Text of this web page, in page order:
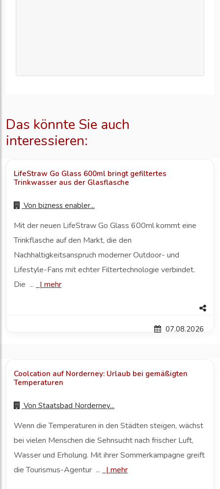
Das könnte Sie auch
interessieren:
LifeStraw Go Glass 600ml bringt gefiltertes
Trinkwasser aus der Glasflasche
Von bizness enabler...
Mit der neuen LifeStraw Go Glass 600ml kommt eine
Trinkflasche auf den Markt, die den
Nachhaltigkeitsanspruch moderner Outdoor- und
Lifestyle-Fans mit echter Filtertechnologie verbindet.
Die ...
| mehr
07.08.2026
Coolcation auf Norderney: Urlaub bei gemäßigten
Temperaturen
Von Staatsbad Norderney...
Wenn die Temperaturen in den Städten steigen, wächst
bei vielen Menschen die Sehnsucht nach frischer Luft,
Wasser und Erholung. Mit ihrer Sommerkampagne greift
die Tourismus-Agentur ...
| mehr